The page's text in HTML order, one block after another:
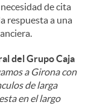
de cita
respuesta a una
del Grupo Caja
a Girona con
de larga
en el largo